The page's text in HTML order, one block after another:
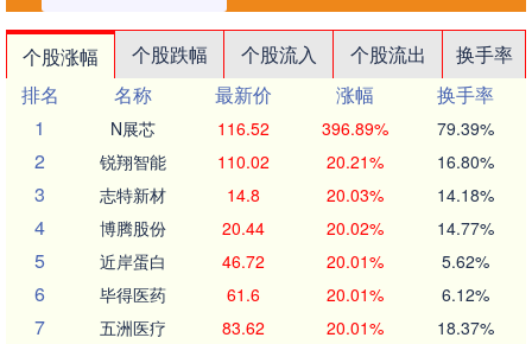
个股涨幅 个股跌幅 个股流入 个股流出
换手率
排名
名称 最新价 涨幅
换手率
1
N展芯 116.52 396.89% 79.39%
2 锐翔智能 110.02 20.21% 16.80%
3 志特新材 14.8 20.03% 14.18%
4 博腾股份 20.44 20.02% 14.77%
5 近岸蛋白 46.72 20.01% 5.62%
6 毕得医药 61.6 20.01% 6.12%
7 五洲医疗 83.62 20.01% 18.37%